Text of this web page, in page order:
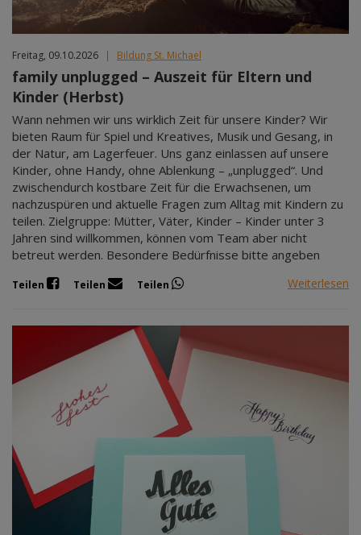
Freitag, 09.10.2026 | Bildung St. Michael
family unplugged – Auszeit für Eltern und
Kinder (Herbst)
Wann nehmen wir uns wirklich Zeit für unsere Kinder? Wir
bieten Raum für Spiel und Kreatives, Musik und Gesang, in
der Natur, am Lagerfeuer. Uns ganz einlassen auf unsere
Kinder, ohne Handy, ohne Ablenkung – „unplugged“. Und
zwischendurch kostbare Zeit für die Erwachsenen, um
nachzuspüren und aktuelle Fragen zum Alltag mit Kindern zu
teilen. Zielgruppe: Mütter, Väter, Kinder – Kinder unter 3
Jahren sind willkommen, können vom Team aber nicht
betreut werden. Besondere Bedürfnisse bitte angeben
Teilen Teilen Teilen Weiterlesen